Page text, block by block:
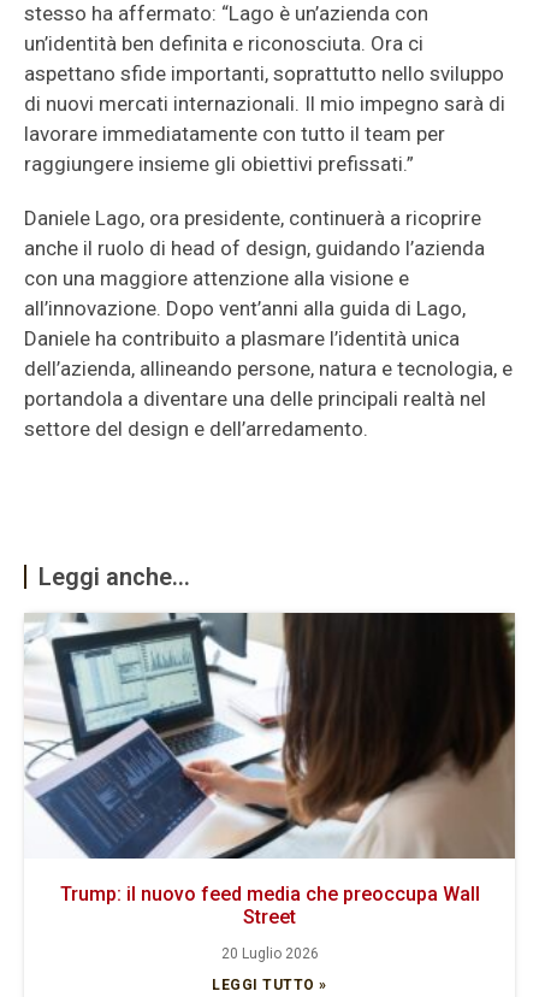
stesso ha affermato: “Lago è un’azienda con
un’identità ben definita e riconosciuta. Ora ci
aspettano sfide importanti, soprattutto nello sviluppo
di nuovi mercati internazionali. Il mio impegno sarà di
lavorare immediatamente con tutto il team per
raggiungere insieme gli obiettivi prefissati.”
Daniele Lago, ora presidente, continuerà a ricoprire
anche il ruolo di head of design, guidando l’azienda
con una maggiore attenzione alla visione e
all’innovazione. Dopo vent’anni alla guida di Lago,
Daniele ha contribuito a plasmare l’identità unica
dell’azienda, allineando persone, natura e tecnologia, e
portandola a diventare una delle principali realtà nel
settore del design e dell’arredamento.
Leggi anche...
Trump: il nuovo feed media che preoccupa Wall
Street
20 Luglio 2026
LEGGI TUTTO »